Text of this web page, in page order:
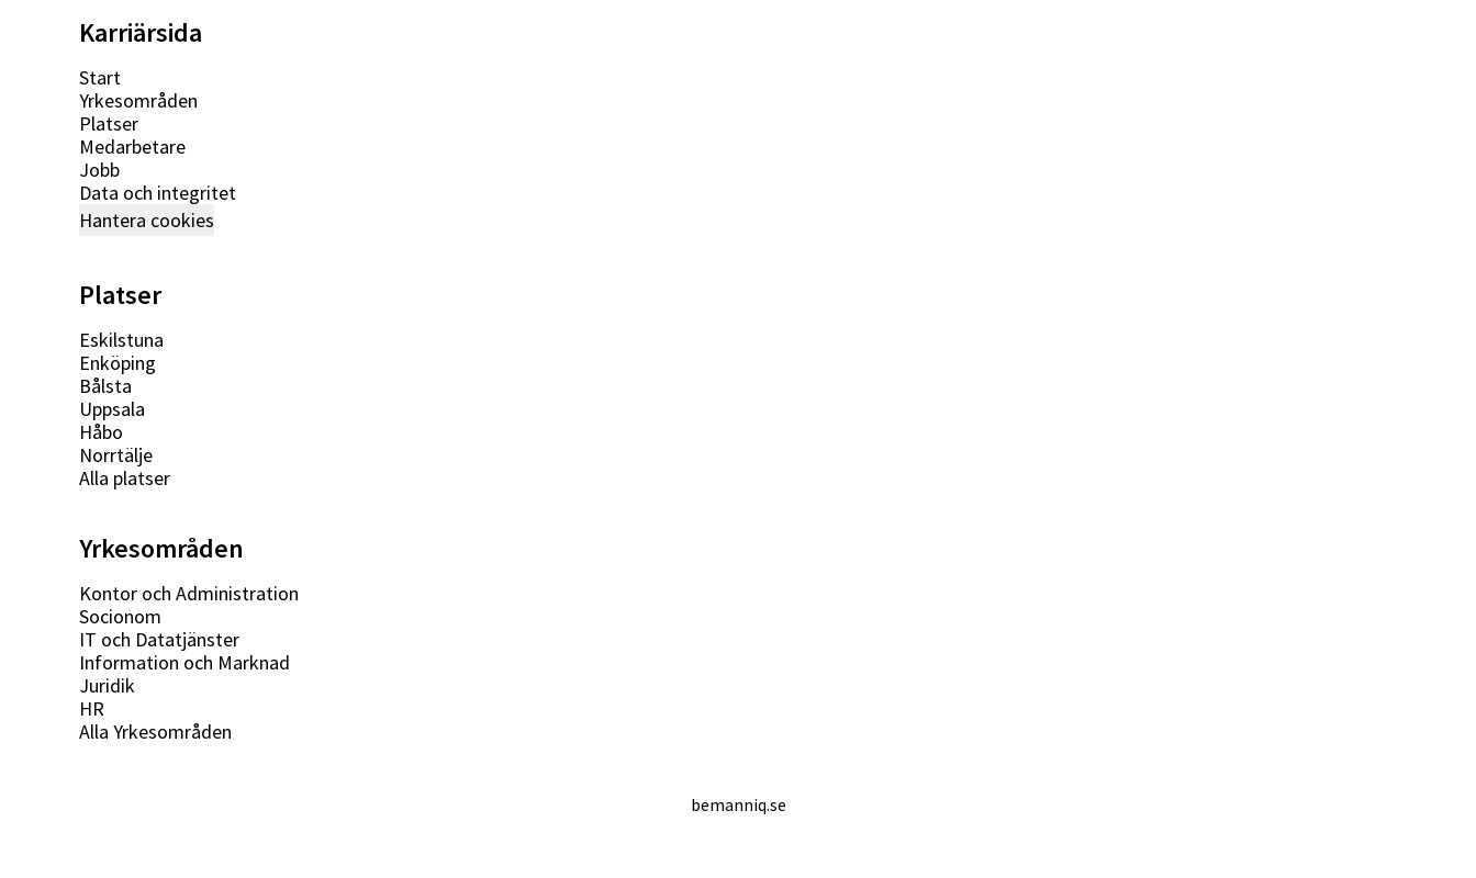
Karriärsida
Start
Yrkesområden
Platser
Medarbetare
Jobb
Data och integritet
Hantera cookies
Platser
Eskilstuna
Enköping
Bålsta
Uppsala
Håbo
Norrtälje
Alla platser
Yrkesområden
Kontor och Administration
Socionom
IT och Datatjänster
Information och Marknad
Juridik
HR
Alla Yrkesområden
bemanniq.se